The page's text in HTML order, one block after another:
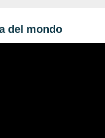
del mondo